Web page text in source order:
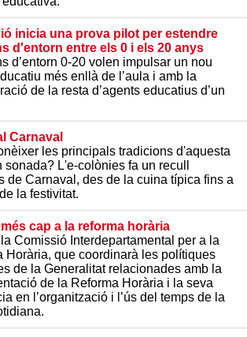
inicia una prova pilot per estendre
d'entorn entre els 0 i els 20 anys
d’entorn 0-20 volen impulsar un nou
més enllà de l’aula i amb la
de la resta d’agents educatius d’un
Carnaval
les principals tradicions d'aquesta
sonada? L'e-colònies fa un recull
de Carnaval, des de la cuina típica fins a
la festivitat.
cap a la reforma horària
Comissió Interdepartamental per a la
Horària, que coordinarà les polítiques
de la Generalitat relacionades amb la
de la Reforma Horària i la seva
en l’organització i l’ús del temps de la